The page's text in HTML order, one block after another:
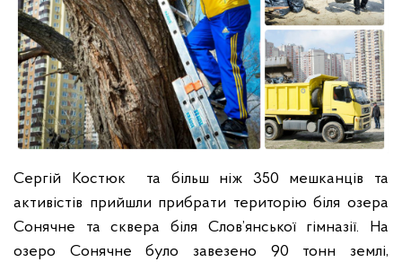
Сергій Костюк та більш ніж 350 мешканців та
активістів прийшли прибрати територію біля озера
Сонячне та сквера біля Слов’янської гімназії. На
озеро Сонячне було завезено 90 тонн землі,